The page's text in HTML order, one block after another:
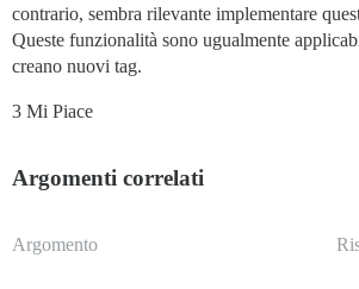
contrario, sembra rilevante implementare
Queste funzionalità sono ugualmente
creano nuovi tag.
3 Mi Piace
Argomenti correlati
Argomento